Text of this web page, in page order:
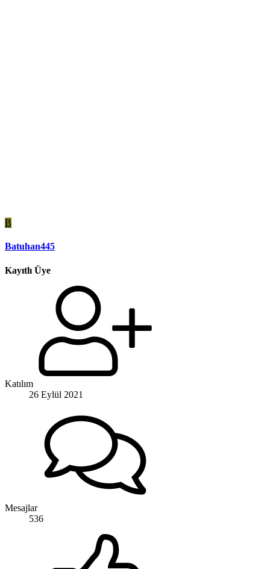
B
Batuhan445
Kayıtlı Üye
Katılım
26 Eylül 2021
Mesajlar
536